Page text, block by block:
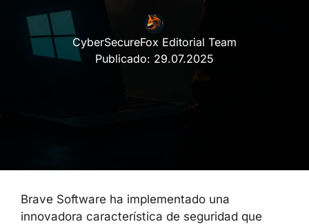
CyberSecureFox Editorial Team
Publicado: 29.07.2025
Brave Software ha implementado una
innovadora característica de seguridad que